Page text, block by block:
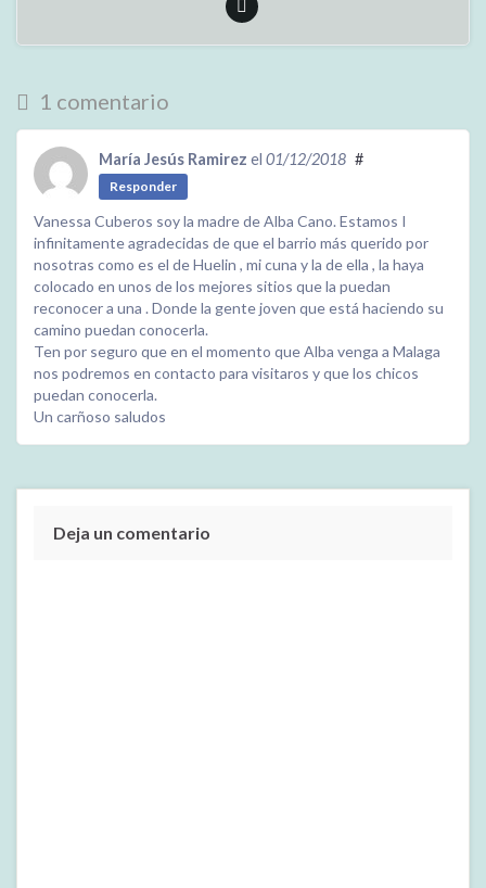
1 comentario
María Jesús Ramirez el 01/12/2018 #
Responder
Vanessa Cuberos soy la madre de Alba Cano. Estamos I
infinitamente agradecidas de que el barrio más querido por
nosotras como es el de Huelin , mi cuna y la de ella , la haya
colocado en unos de los mejores sitios que la puedan
reconocer a una . Donde la gente joven que está haciendo su
camino puedan conocerla.
Ten por seguro que en el momento que Alba venga a Malaga
nos podremos en contacto para visitaros y que los chicos
puedan conocerla.
Un carñoso saludos
Deja un comentario